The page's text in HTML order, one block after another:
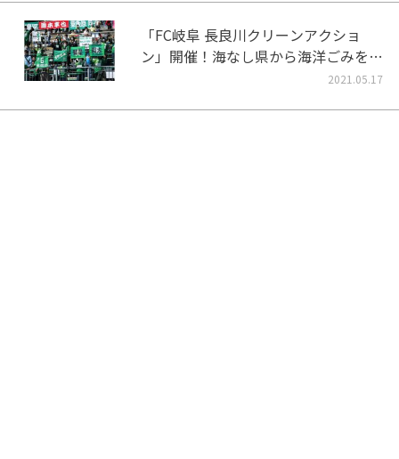
「FC岐阜 長良川クリーンアクショ
ン」開催！海なし県から海洋ごみをな
2021.05.17